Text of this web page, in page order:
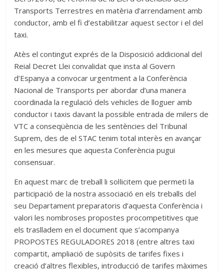
Transports Terrestres en matèria d’arrendament amb
conductor, amb el fi d’estabilitzar aquest sector i el del
taxi.
Atès el contingut exprés de la Disposició addicional del
Reial Decret Llei convalidat que insta al Govern
d’Espanya a convocar urgentment a la Conferència
Nacional de Transports per abordar d’una manera
coordinada la regulació dels vehicles de lloguer amb
conductor i taxis davant la possible entrada de milers de
VTC a conseqüència de les sentències del Tribunal
Suprem, des de el STAC tenim total interès en avançar
en les mesures que aquesta Conferència pugui
consensuar.
En aquest marc de treball li sol·licitem que permeti la
participació de la nostra associació en els treballs del
seu Departament preparatoris d’aquesta Conferència i
valori les nombroses propostes procompetitives que
els traslladem en el document que s’acompanya
PROPOSTES REGULADORES 2018 (entre altres taxi
compartit, ampliació de supòsits de tarifes fixes i
creació d’altres flexibles, introducció de tarifes màximes